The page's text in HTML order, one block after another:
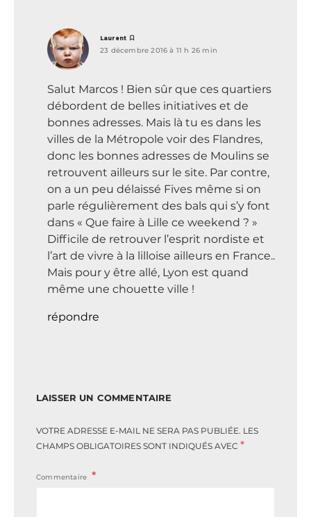
Laurent
23 décembre 2016 à 11 h 26 min
Salut Marcos ! Bien sûr que ces quartiers
débordent de belles initiatives et de
bonnes adresses. Mais là tu es dans les
villes de la Métropole voir des Flandres,
donc les bonnes adresses de Moulins se
retrouvent ailleurs sur le site. Par contre,
on a un peu délaissé Fives même si on
parle régulièrement des bals qui s’y font
dans « Que faire à Lille ce weekend ? »
Difficile de retrouver l’esprit nordiste et
l’art de vivre à la lilloise ailleurs en France..
Mais pour y être allé, Lyon est quand
même une chouette ville !
répondre
LAISSER UN COMMENTAIRE
VOTRE ADRESSE E-MAIL NE SERA PAS PUBLIÉE. LES
CHAMPS OBLIGATOIRES SONT INDIQUÉS AVEC *
Commentaire